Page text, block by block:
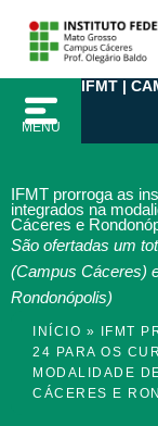
para
MENU
IFMT |
IFMT prorroga as
integrados na
Cáceres e
São ofertadas um
(Campus Cáceres)
Rondonópolis)
INÍCIO »
IFMT
24 PARA OS
MODALIDADE
CÁCERES E